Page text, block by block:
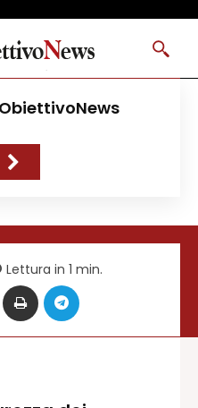
Lettura in 1 min.